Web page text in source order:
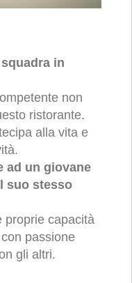
in
non
ristorante.
alla vita e
ad un giovane
suo stesso
proprie capacità
passione
gli altri.